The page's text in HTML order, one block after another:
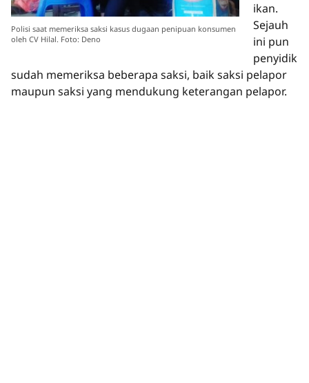
Polisi saat memeriksa saksi kasus dugaan penipuan konsumen
oleh CV Hilal. Foto: Deno
ikan.
Sejauh
ini pun
penyidik
sudah memeriksa beberapa saksi, baik saksi pelapor
maupun saksi yang mendukung keterangan pelapor.